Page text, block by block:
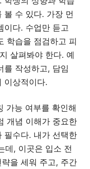
볼 수 있다. 가장 먼
이다. 수업만 듣고
학습을 점검하고 피
살펴봐야 한다. 예
를 작성하고, 담임
이상적이다.
가능 여부를 확인해
개념 이해가 중요한
필수다. 내가 선택한
데, 이곳은 입소 전
을 세워 주고, 주간